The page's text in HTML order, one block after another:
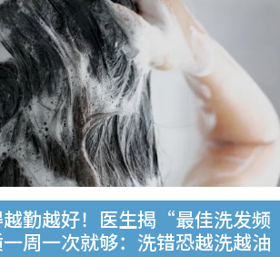
勤越好！医生揭“最佳洗发频
周一次就够：洗错恐越洗越油